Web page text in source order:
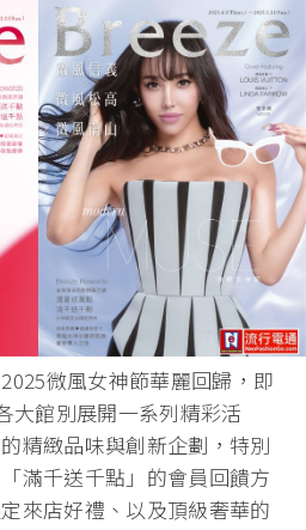
微風女神節華麗回歸，即
大館別展開一系列精彩活
精緻品味與創新企劃，特別
滿千送千點」的會員回饋方
來店好禮、以及頂級奢華的